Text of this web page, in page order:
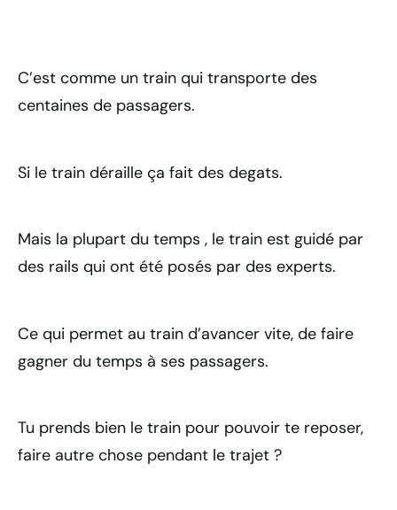
C’est comme un train qui transporte des
centaines de passagers.
Si le train déraille ça fait des degats.
Mais la plupart du temps , le train est guidé par
des rails qui ont été posés par des experts.
Ce qui permet au train d’avancer vite, de faire
gagner du temps à ses passagers.
Tu prends bien le train pour pouvoir te reposer,
faire autre chose pendant le trajet ?